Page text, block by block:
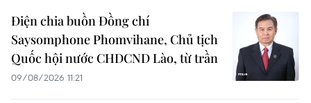
Điện chia buồn Đồng chí
Saysomphone Phomvihane, Chủ tịch
Quốc hội nước CHDCND Lào, từ trần
09/08/2026 11:21